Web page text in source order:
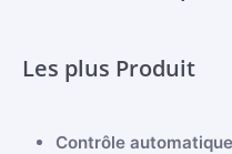
Les plus Produit
Contrôle